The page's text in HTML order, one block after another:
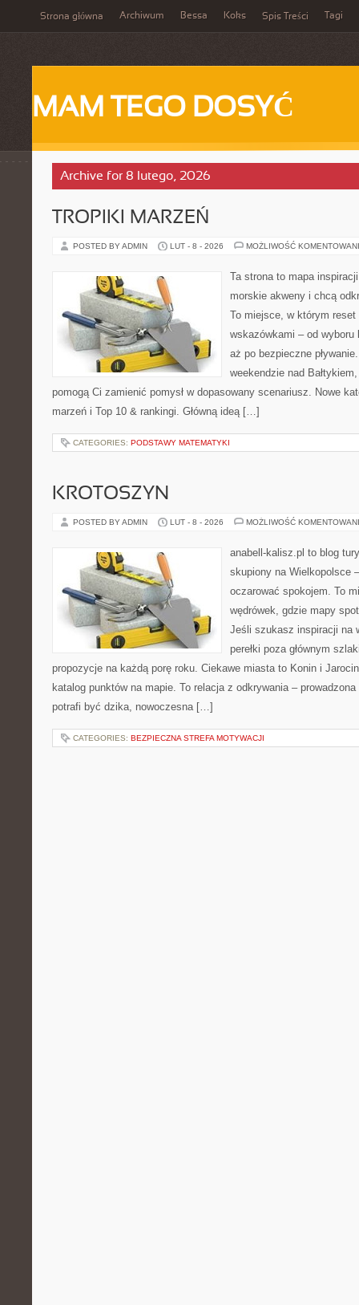
Strona główna Archiwum Bessa Koks Spis Treści Tagi
MAM TEGO DOSYĆ
Archive for 8 lutego, 2026
TROPIKI MARZEŃ
POSTED BY ADMIN LUT - 8 - 2026 MOŻLIWOŚĆ
Ta strona to mapa
morskie akweny i chcą
To miejsce, w którym
wskazówkami – od wyboru
aż po bezpieczne
weekendzie nad
pomogą Ci zamienić pomysł w dopasowany scenariusz. Nowe
marzeń i Top 10 & rankingi. Główną ideą […]
CATEGORIES: PODSTAWY MATEMATYKI
KROTOSZYN
POSTED BY ADMIN LUT - 8 - 2026 MOŻLIWOŚĆ
anabell-kalisz.pl to blog
skupiony na Wielkopolsce
oczarować spokojem. To
wędrówek, gdzie mapy
Jeśli szukasz inspiracji na
perełki poza głównym
propozycje na każdą porę roku. Ciekawe miasta to Konin i
katalog punktów na mapie. To relacja z odkrywania –
potrafi być dzika, nowoczesna […]
CATEGORIES: BEZPIECZNA STREFA MOTYWACJI